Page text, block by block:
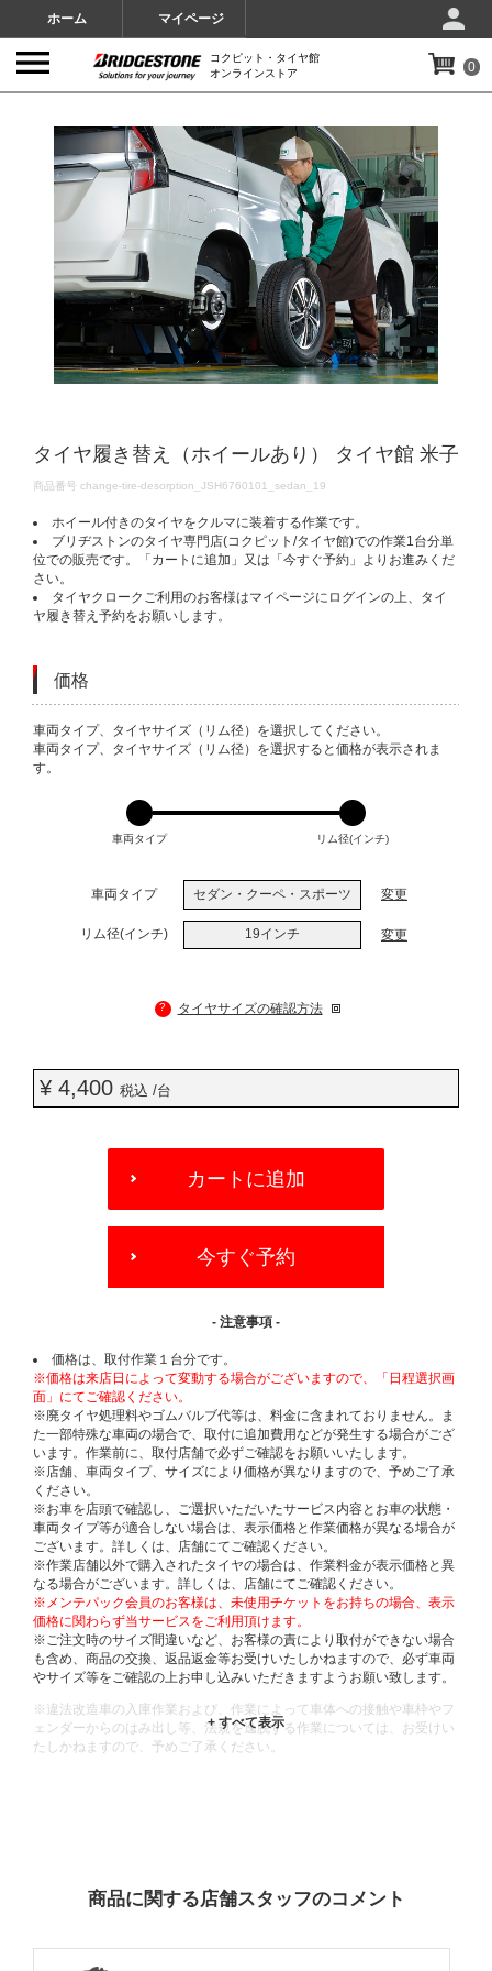
ホーム マイページ
コクピット・タイヤ館
オンラインストア
0
タイヤ履き替え（ホイールあり） タイヤ館 米子
DETAILS
商品番号 change-tire-desorption_JSH6760101_sedan_19
ホイール付きのタイヤをクルマに装着する作業です。
ブリヂストンのタイヤ専門店(コクピット/タイヤ館)での作業1台分単
位での販売です。「カートに追加」又は「今すぐ予約」よりお進みくだ
さい。
タイヤクロークご利用のお客様はマイページにログインの上、タイ
ヤ履き替え予約をお願いします。
価格
VARIATIONS
車両タイプ、タイヤサイズ（リム径）を選択してください。
車両タイプ、タイヤサイズ（リム径）を選択すると価格が表示されま
す。
車両タイプ リム径(インチ)
車両タイプ セダン・クーペ・スポーツ 変更
リム径(インチ) 19インチ 変更
? タイヤサイズの確認方法
¥ 4,400 税込 /台
OPTIONS
カートに追加
今すぐ予約
- 注意事項 -
価格は、取付作業１台分です。
※価格は来店日によって変動する場合がございますので、「日程選択画
面」にてご確認ください。
※廃タイヤ処理料やゴムバルブ代等は、料金に含まれておりません。ま
た一部特殊な車両の場合で、取付に追加費用などが発生する場合がござ
います。作業前に、取付店舗で必ずご確認をお願いいたします。
※店舗、車両タイプ、サイズにより価格が異なりますので、予めご了承
ください。
※お車を店頭で確認し、ご選択いただいたサービス内容とお車の状態・
車両タイプ等が適合しない場合は、表示価格と作業価格が異なる場合が
ございます。詳しくは、店舗にてご確認ください。
※作業店舗以外で購入されたタイヤの場合は、作業料金が表示価格と異
なる場合がございます。詳しくは、店舗にてご確認ください。
※メンテパック会員のお客様は、未使用チケットをお持ちの場合、表示
価格に関わらず当サービスをご利用頂けます。
※ご注文時のサイズ間違いなど、お客様の責により取付ができない場合
も含め、商品の交換、返品返金等お受けいたしかねますので、必ず車両
やサイズ等をご確認の上お申し込みいただきますようお願い致します。
※違法改造車の入庫作業および、作業によって車体への接触や車枠やフ
ェンダーからのはみ出し等、法規を逸脱する作業については、お受けい
たしかねますので、予めご了承ください。
商品に関する店舗スタッフのコメント